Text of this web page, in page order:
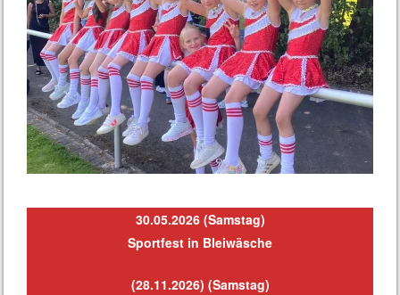
30.05.2026 (Samstag)
Sportfest in Bleiwäsche
(28.11.2026) (Samstag)